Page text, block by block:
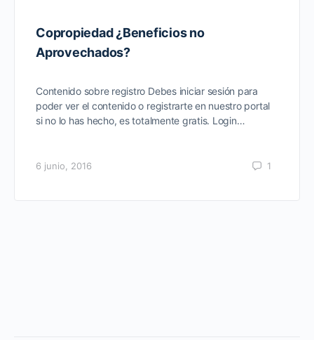
Copropiedad ¿Beneficios no
Aprovechados?
Contenido sobre registro Debes iniciar sesión para
poder ver el contenido o registrarte en nuestro portal
si no lo has hecho, es totalmente gratis. Login…
6 junio, 2016 1